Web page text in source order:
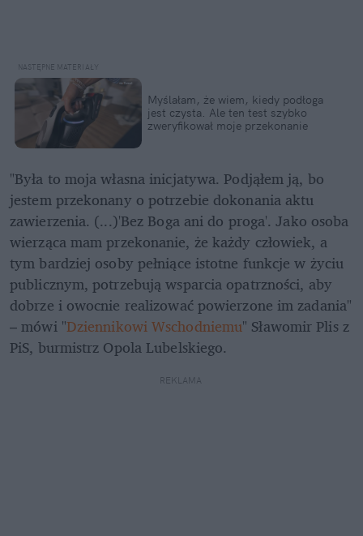
Myślałam, że wiem, kiedy podłoga
jest czysta. Ale ten test szybko
zweryfikował moje przekonanie
"Była to moja własna inicjatywa. Podjąłem ją, bo
jestem przekonany o potrzebie dokonania aktu
zawierzenia. (...)'Bez Boga ani do proga'. Jako osoba
wierząca mam przekonanie, że każdy człowiek, a
tym bardziej osoby pełniące istotne funkcje w życiu
publicznym, potrzebują wsparcia opatrzności, aby
dobrze i owocnie realizować powierzone im zadania"
– mówi "Dziennikowi Wschodniemu" Sławomir Plis z
PiS, burmistrz Opola Lubelskiego.
REKLAMA